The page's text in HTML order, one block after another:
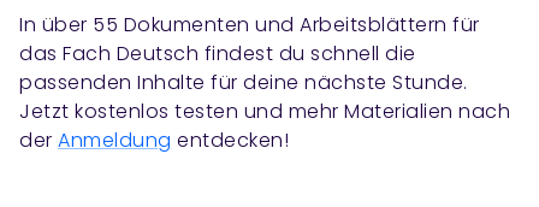
In über 55 Dokumenten und Arbeitsblättern für
das Fach Deutsch findest du schnell die
passenden Inhalte für deine nächste Stunde.
Jetzt kostenlos testen und mehr Materialien nach
der Anmeldung entdecken!